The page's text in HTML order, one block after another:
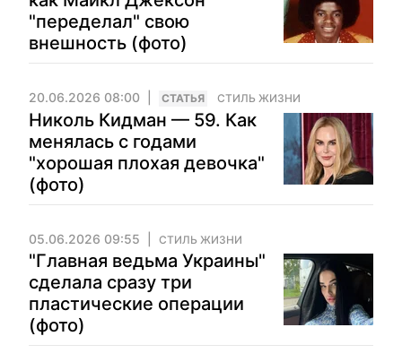
"переделал" свою
внешность (фото)
20.06.2026 08:00 CТАТЬЯ СТИЛЬ ЖИЗНИ
Николь Кидман — 59. Как
менялась с годами
"хорошая плохая девочка"
(фото)
05.06.2026 09:55 СТИЛЬ ЖИЗНИ
"Главная ведьма Украины"
сделала сразу три
пластические операции
(фото)